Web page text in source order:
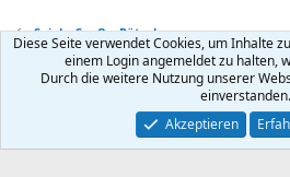
Spiel + Spaß + Rätsel
Kontakt Nutzungsbedingungen
Community platform by XenForo ® © 2010-2026
Diese Seite verwendet Cookies, um Inhalte
einem Login angemeldet zu halten,
Durch die weitere Nutzung unserer
einverstanden.
Akzeptieren